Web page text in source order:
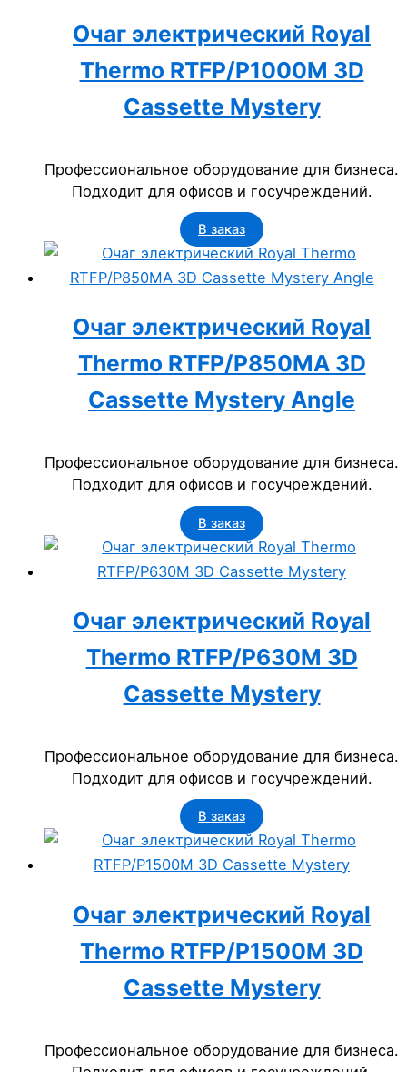
Очаг электрический Royal
Thermo RTFP/P1000M 3D
Cassette Mystery
Профессиональное оборудование для бизнеса.
Подходит для офисов и госучреждений.
В заказ
Очаг электрический Royal
Thermo RTFP/P850MA 3D
Cassette Mystery Angle
Профессиональное оборудование для бизнеса.
Подходит для офисов и госучреждений.
В заказ
Очаг электрический Royal
Thermo RTFP/P630M 3D
Cassette Mystery
Профессиональное оборудование для бизнеса.
Подходит для офисов и госучреждений.
В заказ
Очаг электрический Royal
Thermo RTFP/P1500M 3D
Cassette Mystery
Профессиональное оборудование для бизнеса.